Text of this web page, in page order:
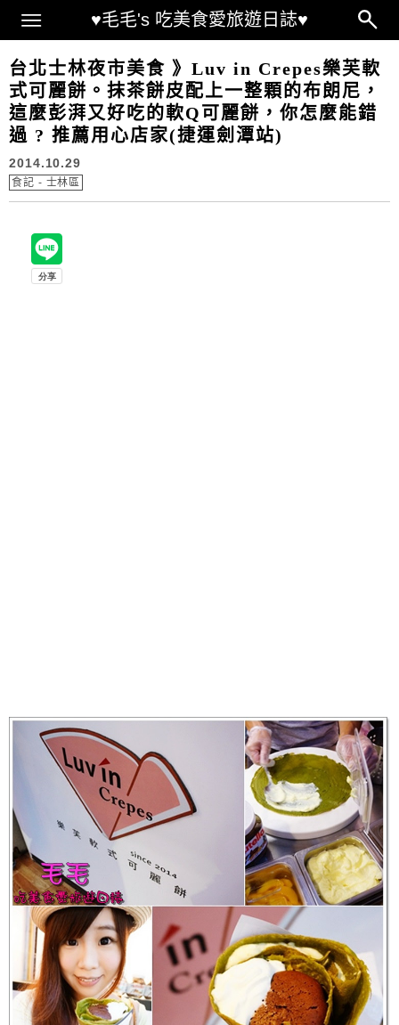
♥毛毛's 吃美食愛旅遊日誌♥
Main Menu
台北士林夜市美食 》Luv in Crepes樂芙軟
式可麗餅。抹茶餅皮配上一整顆的布朗尼，
這麼彭湃又好吃的軟Q可麗餅，你怎麼能錯
過 ? 推薦用心店家(捷運劍潭站)
2014.10.29
食記 - 士林區